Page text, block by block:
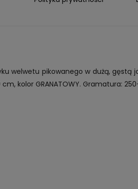
welwetu pikowanego w dużą, gęstą
kolor GRANATOWY. Gramatura: